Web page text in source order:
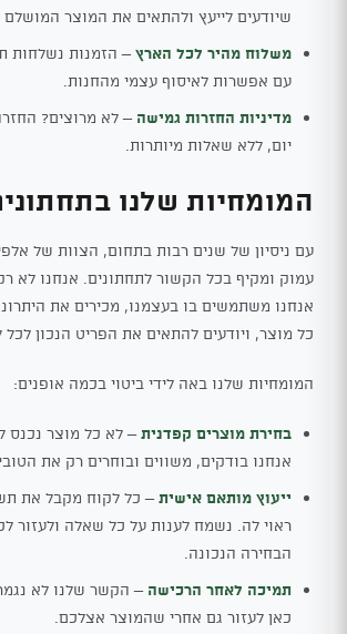
שיודעים לייעץ ולהתאים את המוצר
משלוח מהיר לכל הארץ
עם אפשרות לאיסוף עצמי מהחנות.
מדיניות החזרות גמישה
יום, ללא שאלות מיותרות.
המומחיות שלנו
עם ניסיון של שנים רבות בתחום, הצוות של
עמוק ומקיף בכל הקשור לתחתונים. אנחנו לא
אנחנו משתמשים בו בעצמנו, מכירים את
כל מוצר, ויודעים להתאים את הפריט הנכון לכל
המומחיות שלנו באה לידי ביטוי בכמה אופנים:
בחירת מוצרים קפדנית– לא כל מוצר נכנס
אנחנו בודקים, משווים ובוחרים רק את
ייעוץ מותאם אישית– כל לקוח מקבל את
ראוי לה. נשמח לענות על כל שאלה ולעזור
הבחירה הנכונה.
תמיכה לאחר הרכישה – הקשר שלנו לא
כאן לעזור גם אחרי שהמוצר אצלכם.